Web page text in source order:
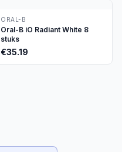
ORAL-B
Oral-B iO Radiant White 8
stuks
€35.19